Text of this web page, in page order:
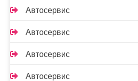
Автосервис
Автосервис
Автосервис
Автосервис